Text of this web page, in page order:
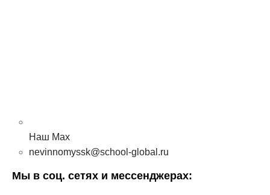
Наш Max
nevinnomyssk@school-global.ru
Мы в соц. сетях и мессенджерах: